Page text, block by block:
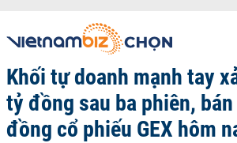
Khối tự doanh mạnh tay
tỷ đồng sau ba phiên,
đồng cổ phiếu GEX hôm